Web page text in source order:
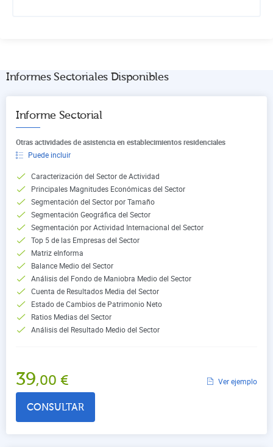
Informes Sectoriales Disponibles
Informe Sectorial
Otras actividades de asistencia en establecimientos residenciales
Puede incluir
Caracterización del Sector de Actividad
Principales Magnitudes Económicas del Sector
Segmentación del Sector por Tamaño
Segmentación Geográfica del Sector
Segmentación por Actividad Internacional del Sector
Top 5 de las Empresas del Sector
Matriz eInforma
Balance Medio del Sector
Análisis del Fondo de Maniobra Medio del Sector
Cuenta de Resultados Media del Sector
Estado de Cambios de Patrimonio Neto
Ratios Medias del Sector
Análisis del Resultado Medio del Sector
39,00 € Ver ejemplo
CONSULTAR